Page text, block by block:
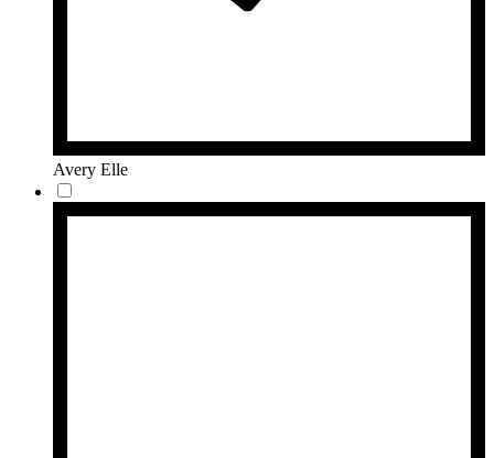
Avery Elle